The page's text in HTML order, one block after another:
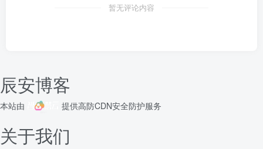
暂无评论内容
辰安博客
本站由 提供高防CDN安全防护服务
关于我们